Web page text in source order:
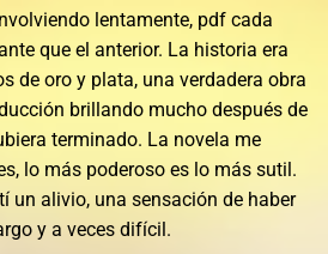
lentamente, pdf cada
que el anterior. La historia era
de oro y plata, una verdadera obra
brillando mucho después de
terminado. La novela me
lo más poderoso es lo más sutil.
un alivio, una sensación de haber
y a veces difícil.